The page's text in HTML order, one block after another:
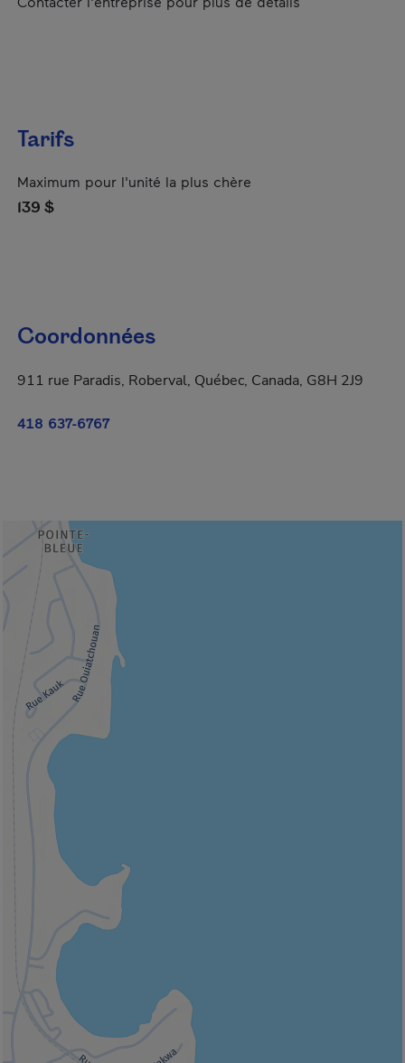
Tarifs
Maximum pour l'unité la plus chère
139 $
Coordonnées
911 rue Paradis, Roberval, Québec, Canada, G8H 2J9
418 637-6767